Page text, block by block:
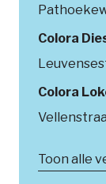
Colora
Colora
Toon alle